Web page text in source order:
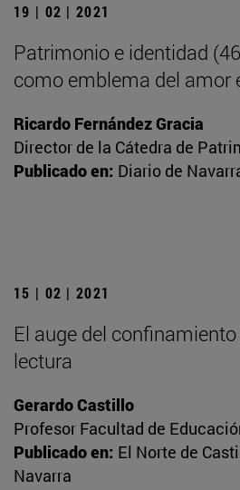
19 | 02 | 2021
Patrimonio e identidad
como emblema del amor
Ricardo Fernández Gracia
Director de la Cátedra de
Publicado en: Diario de
15 | 02 | 2021
El auge del
lectura
Gerardo Castillo
Profesor Facultad de
Publicado en: El Norte de
Navarra